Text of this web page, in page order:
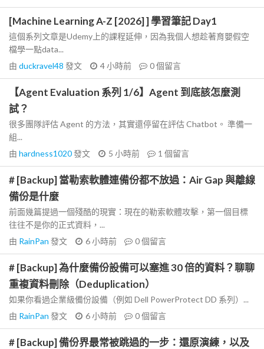
[Machine Learning A-Z [2026] ] 學習筆記 Day1
這個系列文章是Udemy上的課程延伸，因為我個人想趁著育嬰假空
檔學一點data...
由 duckravel48 發文 4 小時前 0個留言
【Agent Evaluation 系列 1/6】Agent 到底該怎麼測
試？
很多團隊評估 Agent 的方法，其實還停留在評估 Chatbot。 準備一
組...
由 hardness1020發文 5 小時前 1 個留言
# [Backup] 當勒索軟體連備份都不放過：Air Gap 與離線
備份是什麼
前面幾篇提過一個殘酷的現實：現在的勒索軟體攻擊，第一個目標
往往不是你的正式資料，...
由 RainPan 發文 6 小時前 0個留言
# [Backup] 為什麼備份設備可以塞進 30 倍的資料？聊聊
重複資料刪除（Deduplication）
如果你看過企業級備份設備（例如 Dell PowerProtect DD 系列）...
由 RainPan 發文 6 小時前 0個留言
# [Backup] 備份界最常被跳過的一步：還原演練，以及